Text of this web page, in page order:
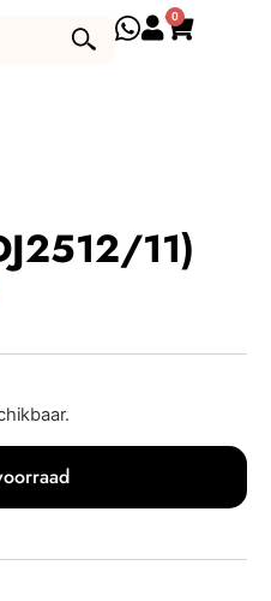
0
11)